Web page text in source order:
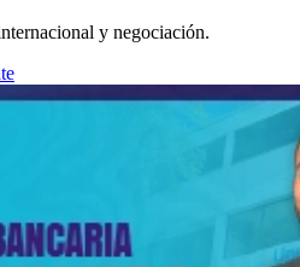
y negociación.